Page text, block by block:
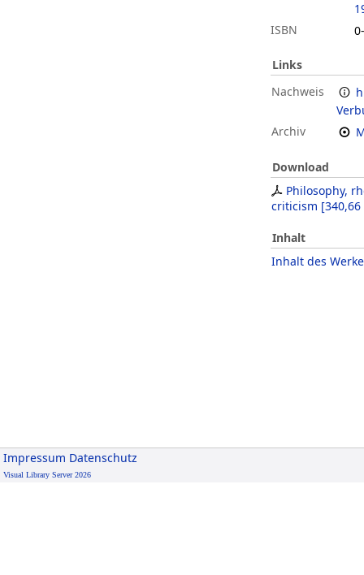
ISBN
Links
Nachweis
Archiv
Download
Philosophy,
criticism [340,66
Inhalt
Inhalt des
Impressum Datenschutz
Visual Library Server 2026